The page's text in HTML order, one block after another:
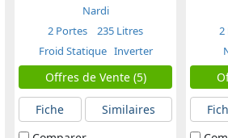
Nardi
2 Portes
235 Litres
Froid Statique Inverter
Offres de Vente (5)
Fiche
Similaires
2